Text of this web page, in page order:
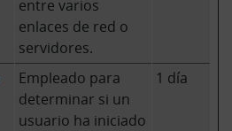
entre varios
enlaces de red o
servidores.
Empleado para
determinar si un
usuario ha iniciado
1 día